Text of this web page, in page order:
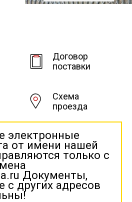
Договор
поставки
Схема
проезда
электронные
от имени нашей
только с
Документы,
с других адресов